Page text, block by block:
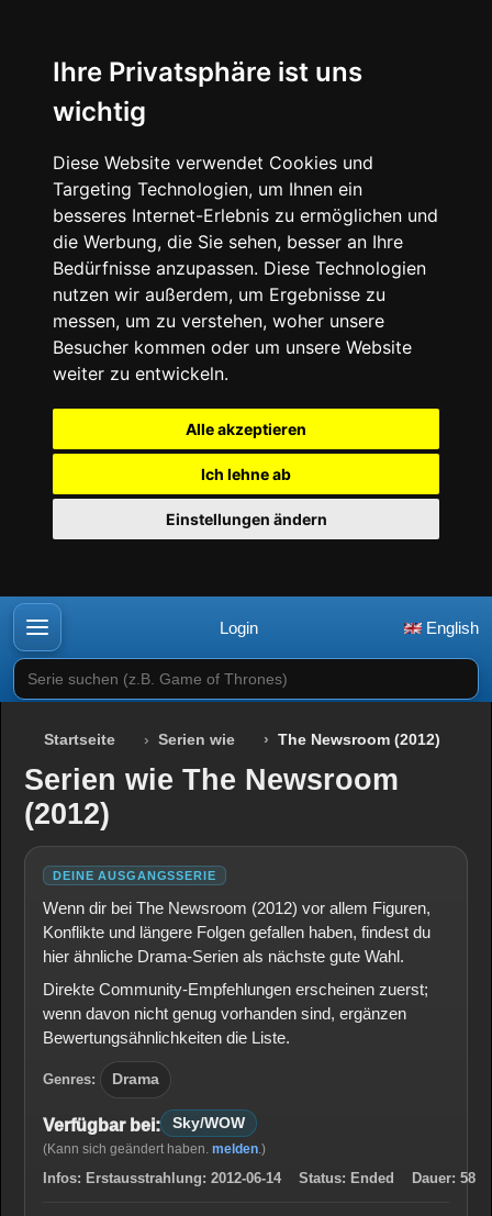
Ihre Privatsphäre ist uns
wichtig
Diese Website verwendet Cookies und
Targeting Technologien, um Ihnen ein
besseres Internet-Erlebnis zu ermöglichen und
die Werbung, die Sie sehen, besser an Ihre
Bedürfnisse anzupassen. Diese Technologien
nutzen wir außerdem, um Ergebnisse zu
messen, um zu verstehen, woher unsere
Besucher kommen oder um unsere Website
weiter zu entwickeln.
Alle akzeptieren
Ich lehne ab
Einstellungen ändern
Login English
Serie suchen (z.B. Game of Thrones)
Startseite Serien wie The Newsroom (2012)
Serien wie The Newsroom
(2012)
DEINE AUSGANGSSERIE
Wenn dir bei The Newsroom (2012) vor allem Figuren,
Konflikte und längere Folgen gefallen haben, findest du
hier ähnliche Drama-Serien als nächste gute Wahl.
Direkte Community-Empfehlungen erscheinen zuerst;
wenn davon nicht genug vorhanden sind, ergänzen
Bewertungsähnlichkeiten die Liste.
Genres: Drama
Verfügbar bei: Sky/WOW
(Kann sich geändert haben. melden.)
Infos: Erstausstrahlung: 2012-06-14 Status: Ended Dauer: 58